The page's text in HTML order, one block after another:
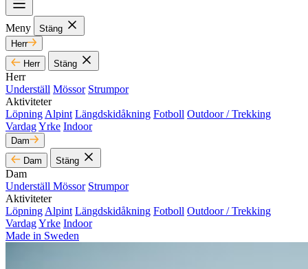
Meny
Stäng
Herr
Herr
Stäng
Herr
Underställ Mössor Strumpor
Aktiviteter
Löpning Alpint Längdskidåkning Fotboll Outdoor / Trekking
VardagYrke Indoor
Dam
Dam
Stäng
Dam
Underställ Mössor Strumpor
Aktiviteter
Löpning Alpint Längdskidåkning Fotboll Outdoor / Trekking
VardagYrke Indoor
Made in Sweden